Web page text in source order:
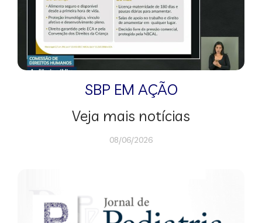
SBP EM AÇÃO
Veja mais notícias
08/06/2026